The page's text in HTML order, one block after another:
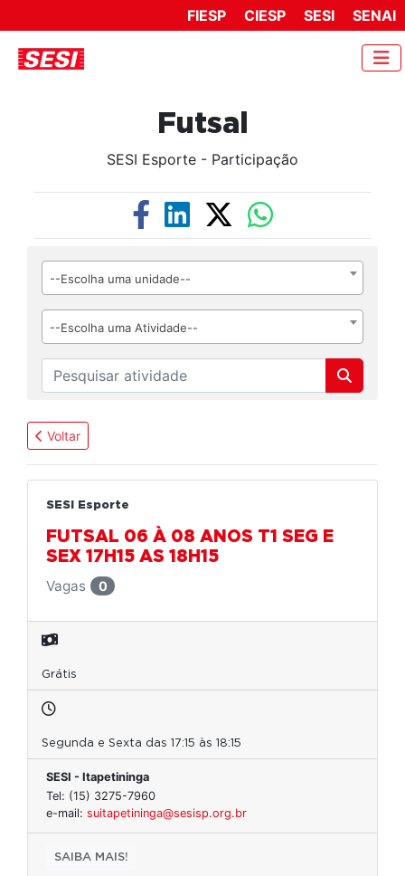
FIESP CIESP SESI SENAI
Futsal
SESI Esporte - Participação
--Escolha uma unidade--
--Escolha uma Atividade--
Voltar
SESI Esporte
FUTSAL 06 À 08 ANOS T1 SEG E
SEX 17H15 AS 18H15
Vagas
0
Grátis
Segunda e Sexta das 17:15 às 18:15
SESI - Itapetininga
Tel: (15) 3275-7960
e-mail: suitapetininga@sesisp.org.br
SAIBA MAIS!